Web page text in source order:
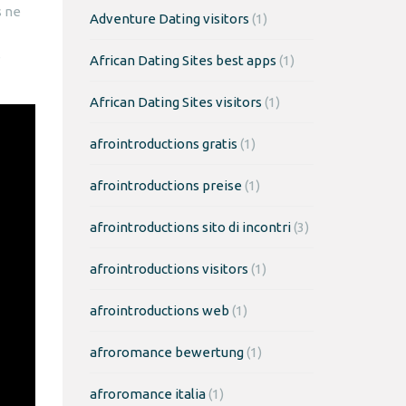
ne Adventure Dating visitors (1)
African Dating Sites best apps (1)
African Dating Sites visitors (1)
afrointroductions gratis (1)
afrointroductions preise(1)
afrointroductions sito di incontri(3)
afrointroductions visitors (1)
afrointroductions web (1)
afroromance bewertung(1)
afroromance italia(1)